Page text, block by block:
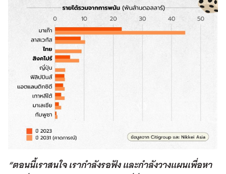
“ตอนนี้เราสนใจ เรากำลังรอฟัง และกำลังวางแผนเพื่อหา